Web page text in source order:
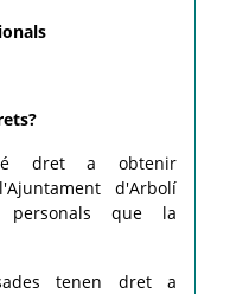
té dret a obtenir
d'Arbolí
personals que la
tenen dret a